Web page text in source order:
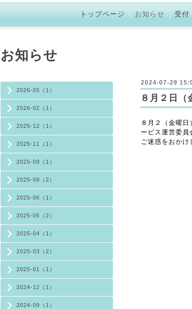
トップページ お知らせ 受付
2026-05（1）
2026-02（1）
2025-12（1）
2025-11（1）
2025-09（1）
2025-08（2）
2025-06（1）
2025-05（2）
2025-04（1）
2025-03（2）
2025-01（1）
2024-12（1）
2024-09（1）
お知らせ
2024-07-29
８月２日（
８月２（金曜
ービス運営委員
ご迷惑をおかけ